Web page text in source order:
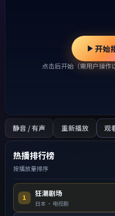
开始
点击后开始（需用户操作
静音 / 有声 重新播放 观
热播排行榜
按播放量排序
1 狂潮剧场
日本 · 电视剧